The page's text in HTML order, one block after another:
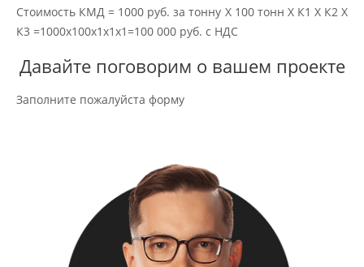
Стоимость КМД = 1000 руб. за тонну Х 100 тонн Х К1 Х К2 Х
К3 =1000х100х1х1х1=100 000 руб. с НДС
Давайте поговорим о вашем проекте
Заполните пожалуйста форму